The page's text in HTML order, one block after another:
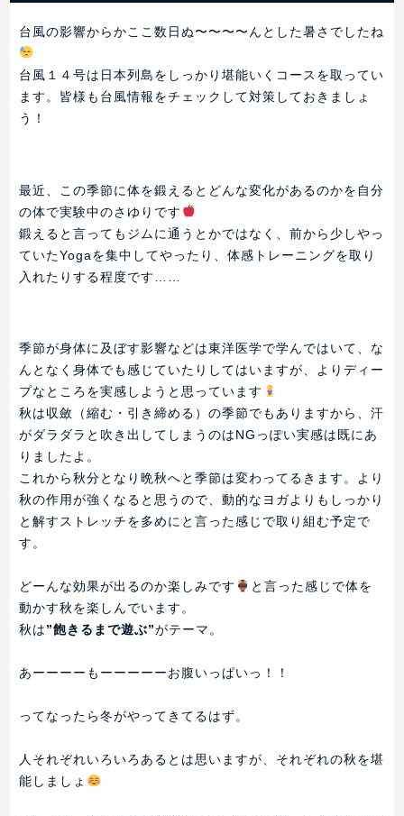
台風の影響からかここ数日ぬ〜〜〜〜んとした暑さでしたね
台風１４号は日本列島をしっかり堪能いくコースを取ってい
ます。皆様も台風情報をチェックして対策しておきましょ
う！
最近、この季節に体を鍛えるとどんな変化があるのかを自分
の体で実験中のさゆりです
鍛えると言ってもジムに通うとかではなく、前から少しやっ
ていたYogaを集中してやったり、体感トレーニングを取り
入れたりする程度です……
季節が身体に及ぼす影響などは東洋医学で学んではいて、な
んとなく身体でも感じていたりしてはいますが、よりディー
プなところを実感しようと思っています
秋は収斂（縮む・引き締める）の季節でもありますから、汗
がダラダラと吹き出してしまうのはNGっぽい実感は既にあ
りましたよ。
これから秋分となり晩秋へと季節は変わってるきます。より
秋の作用が強くなると思うので、動的なヨガよりもしっかり
と解すストレッチを多めにと言った感じで取り組む予定で
す。
どーんな効果が出るのか楽しみです
と言った感じで体を
動かす秋を楽しんでいます。
秋は”飽きるまで遊ぶ”がテーマ。
あーーーーもーーーーーお腹いっぱいっ！！
ってなったら冬がやってきてるはず。
人それぞれいろいろあるとは思いますが、それぞれの秋を堪
能しましょ